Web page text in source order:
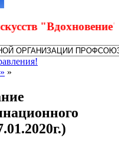
"Вдохновение"
»